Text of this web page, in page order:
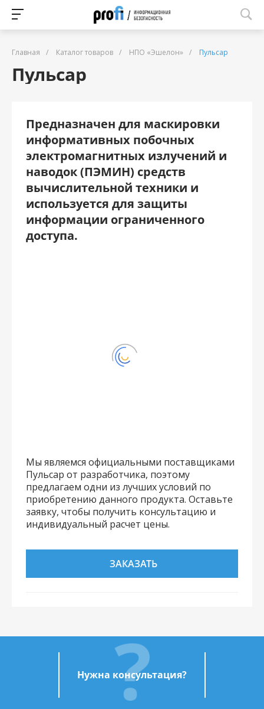
Главная / Каталог товаров / НПО «Эшелон» / Пульсар
Пульсар
Предназначен для маскировки
информативных побочных
электромагнитных излучений и
наводок (ПЭМИН) средств
вычислительной техники и
используется для защиты
информации ограниченного
доступа.
Мы являемся официальными поставщиками
Пульсар от разработчика, поэтому
предлагаем одни из лучших условий по
приобретению данного продукта. Оставьте
заявку, чтобы получить консультацию и
индивидуальный расчет цены.
ЗАКАЗАТЬ
Нужна консультация?